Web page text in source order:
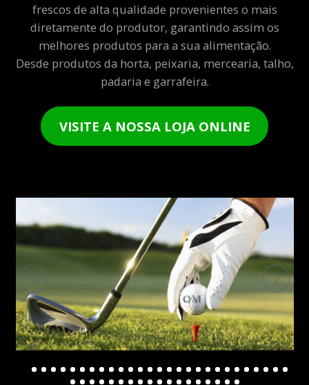
frescos de alta qualidade provenientes o mais
diretamente do produtor, garantindo assim os
melhores produtos para a sua alimentação.
Desde produtos da horta, peixaria, mercearia, talho,
padaria e garrafeira.
VISITE A NOSSA LOJA ONLINE